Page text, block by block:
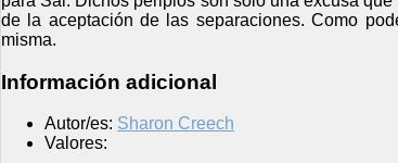
de la aceptación de las separaciones. Como
misma.
Información adicional
Autor/es: Sharon Creech
Valores: